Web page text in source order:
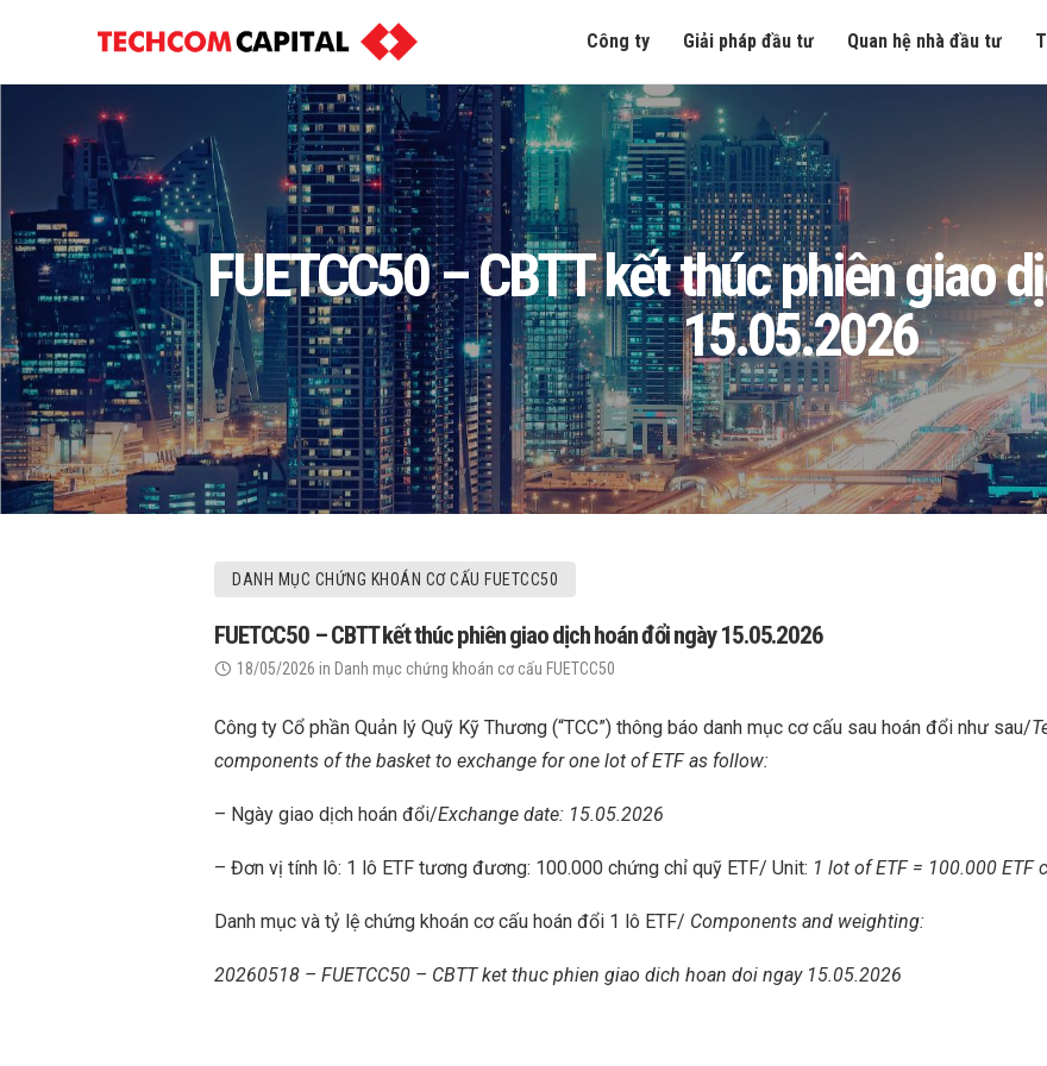
Công ty Giải pháp đầu tư Quan hệ nhà đầu tư
FUETCC50 – CBTT kết thúc phiên giao
15.05.2026
DANH MỤC CHỨNG KHOÁN CƠ CẤU FUETCC50
FUETCC50 – CBTT kết thúc phiên giao dịch hoán đổi ngày 15.05.2026
18/05/2026 in Danh mục chứng khoán cơ cấu FUETCC50
Công ty Cổ phần Quản lý Quỹ Kỹ Thương (“TCC”) thông báo danh mục cơ cấu sau hoán đổi như sau/
components of the basket to exchange for one lot of ETF as follow:
– Ngày giao dịch hoán đổi/Exchange date: 15.05.2026
– Đơn vị tính lô: 1 lô ETF tương đương: 100.000 chứng chỉ quỹ ETF/ Unit: 1 lot of ETF = 100.000 ETF
Danh mục và tỷ lệ chứng khoán cơ cấu hoán đổi 1 lô ETF/ Components and weighting:
20260518 – FUETCC50 – CBTT ket thuc phien giao dich hoan doi ngay 15.05.2026